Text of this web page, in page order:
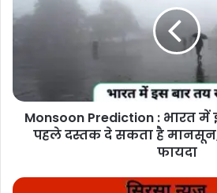
Monsoon Prediction : भारत
पहले दस्तक दे सकता है मानसून,
फायदा